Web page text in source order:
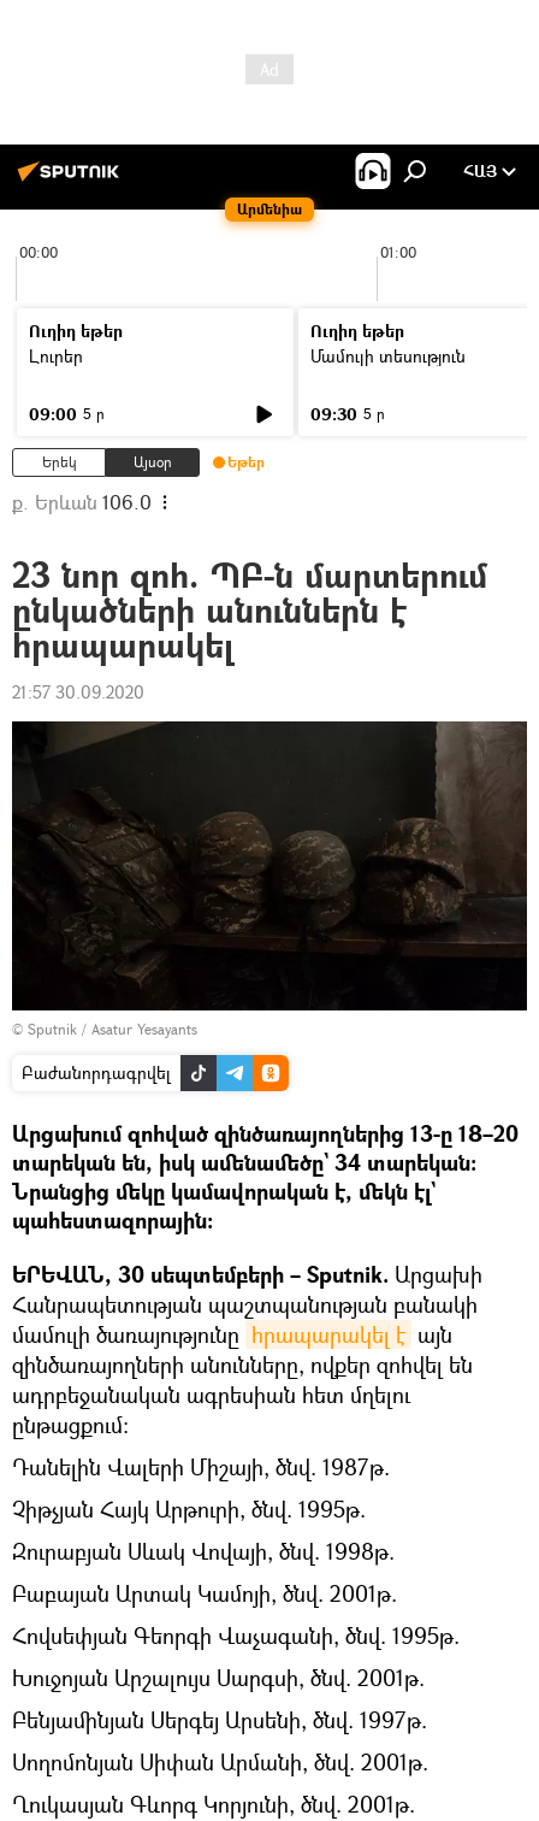
Արմենիա
ՀԱՅ
00:00 01:00
Ուղիղ եթեր
Լուրեր
09:00 5 ր
Ուղիղ եթեր
Մամուլի տեսություն
09:30 5 ր
Երեկ Այսօր Եթեր
ք. Երևան 106.0
23 նոր զոհ. ՊԲ-ն մարտերում
ընկածների անուններն է
հրապարակել
21:57 30.09.2020
© Sputnik / Asatur Yesayants
Բաժանորդագրվել
Արցախում զոհված զինծառայողներից 13-ը 18–20
տարեկան են, իսկ ամենամեծը` 34 տարեկան։
Նրանցից մեկը կամավորական է, մեկն էլ`
պահեստազորային։
ԵՐԵՎԱՆ, 30 սեպտեմբերի – Sputnik. Արցախի
Հանրապետության պաշտպանության բանակի
մամուլի ծառայությունը հրապարակել է այն
զինծառայողների անունները, ովքեր զոհվել են
ադրբեջանական ագրեսիան հետ մղելու
ընթացքում։
Դանելին Վալերի Միշայի, ծնվ. 1987թ.
Չիթչյան Հայկ Արթուրի, ծնվ. 1995թ.
Զուրաբյան Սևակ Վովայի, ծնվ. 1998թ.
Բաբայան Արտակ Կամոյի, ծնվ. 2001թ.
Հովսեփյան Գեորգի Վաչագանի, ծնվ. 1995թ.
Խուջոյան Արշալույս Սարգսի, ծնվ. 2001թ.
Բենյամինյան Սերգեյ Արսենի, ծնվ. 1997թ.
Սողոմոնյան Սիփան Արմանի, ծնվ. 2001թ.
Ղուկասյան Գևորգ Կորյունի, ծնվ. 2001թ.